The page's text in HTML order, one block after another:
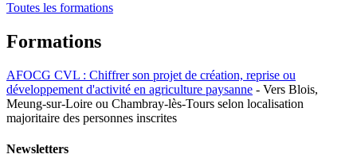
Toutes les formations
Formations
AFOCG CVL : Chiffrer son projet de création, reprise ou
développement d'activité en agriculture paysanne - Vers Blois,
Meung-sur-Loire ou Chambray-lès-Tours selon localisation
majoritaire des personnes inscrites
Newsletters